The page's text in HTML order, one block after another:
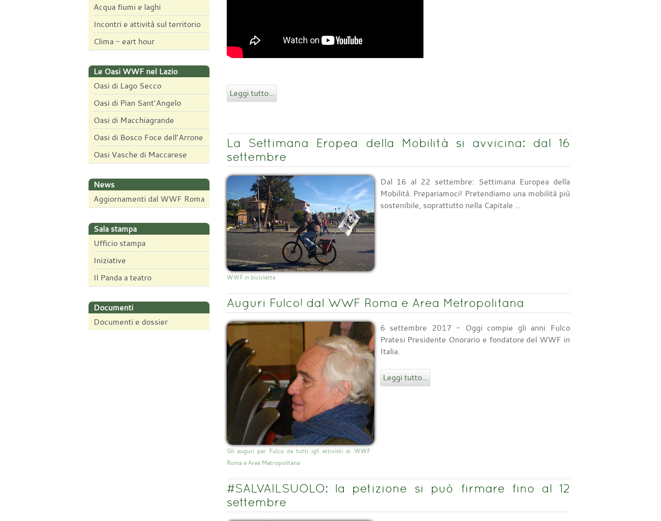
Acqua fiumi e laghi
Incontri e attività sul territorio
Clima - eart hour
Le Oasi WWF nel Lazio
Oasi di Lago Secco
Oasi di Pian Sant’Angelo
Oasi di Macchiagrande
Oasi di Bosco Foce dell’Arrone
Oasi Vasche di Maccarese
News
Aggiornamenti dal WWF Roma
Sala stampa
Ufficio stampa
Iniziative
Il Panda a teatro
Documenti
Documenti e dossier
Leggi tutto...
La Settimana Eropea della Mobilità si avvicina: dal 16
settembre
WWF in bicicletta
Dal 16 al 22 settembre: Settimana Europea della
Mobilità. Prepariamoci! Pretendiamo una mobilità più
sostenibile, soprattutto nella Capitale ...
Auguri Fulco! dal WWF Roma e Area Metropolitana
Gli auguri per Fulco da tutti igli attivisti di WWF
Roma e Area Metropolitana
6 settembre 2017 - Oggi compie gli anni Fulco
Pratesi Presidente Onorario e fondatore del WWF in
Italia.
Leggi tutto...
#SALVAILSUOLO: la petizione si può firmare fino al 12
settembre